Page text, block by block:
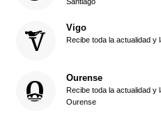
Vigo
Recibe toda la actualidad y
Ourense
Recibe toda la actualidad
Ourense